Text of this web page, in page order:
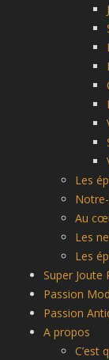
Les
Au
Les
Les
Super Joute
Passion
Passion
A propos
C’est